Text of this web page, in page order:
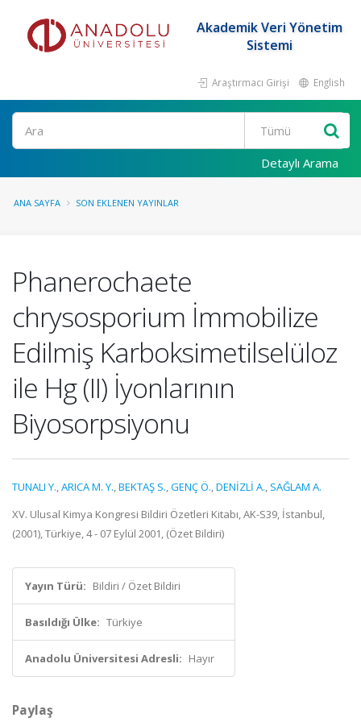
Akademik Veri Yönetim
Sistemi
Araştırmacı Girişi English
Ara
Detaylı Arama
ANA SAYFA SON EKLENEN YAYINLAR
Phanerochaete
chrysosporium İmmobilize
Edilmiş Karboksimetilselüloz
ile Hg (II) İyonlarının
Biyosorpsiyonu
TUNALI Y.,ARICA M. Y.,BEKTAŞ S.,GENÇ Ö.,DENİZLİ A., SAĞLAM A.
XV. Ulusal Kimya Kongresi Bildiri Özetleri Kitabı, AK-S39, İstanbul,
(2001), Türkiye, 4 - 07 Eylül 2001, (Özet Bildiri)
Yayın Türü: Bildiri / Özet Bildiri
Basıldığı Ülke: Türkiye
Anadolu Üniversitesi Adresli: Hayır
Paylaş